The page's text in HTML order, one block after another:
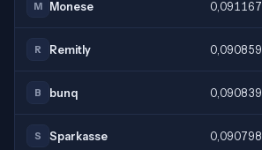
M Monese 0,091167
R Remitly 0,090859
B bunq 0,090839
S Sparkasse 0,090798